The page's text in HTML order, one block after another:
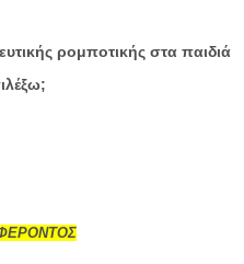
ρομποτικής στα παιδιά